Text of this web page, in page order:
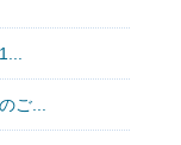
ご...